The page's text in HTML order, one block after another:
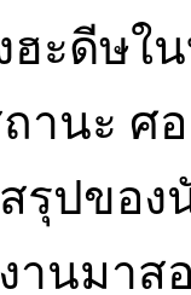
ฮะดีษใ
นะ ศอ
รุปขอ
านมาส